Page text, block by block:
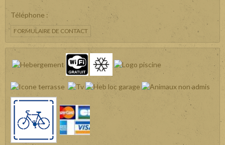
Téléphone :
FORMULAIRE DE CONTACT